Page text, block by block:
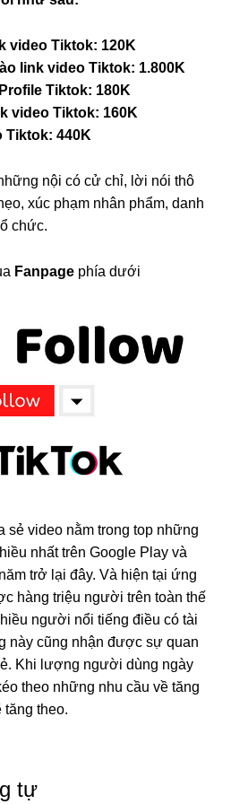
video Tiktok: 120K
link video Tiktok: 1.800K
Tiktok: 180K
video Tiktok: 160K
Tiktok: 440K
nội có cử chỉ, lời nói thô
xúc phạm nhân phẩm, danh
chức.
Fanpage phía dưới
sẻ video nằm trong top những
nhất trên Google Play và
trở lại đây. Và hiện tại ứng
hàng triệu người trên toàn thế
người nổi tiếng điều có tài
này cũng nhận được sự quan
Khi lượng người dùng ngày
theo những nhu cầu về tăng
tăng theo.
tự